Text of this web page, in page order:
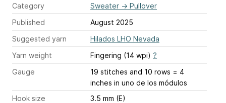
Category
Sweater → Pullover
Published
August 2025
Suggested yarn
Hilados LHO Nevada
Yarn weight
Fingering (14 wpi) ?
Gauge
19 stitches and 10 rows = 4
inches in uno de los módulos
Hook size
3.5 mm (E)